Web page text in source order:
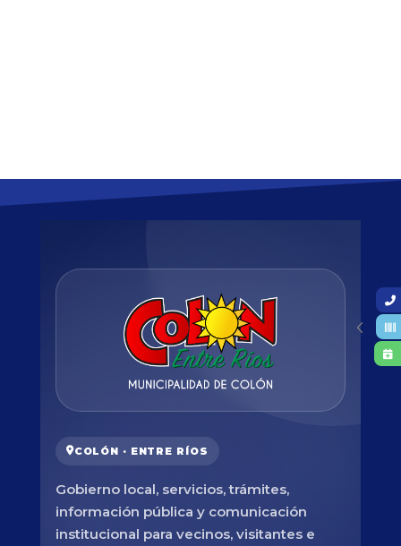
COLÓN · ENTRE RÍOS
Gobierno local, servicios, trámites,
información pública y comunicación
institucional para vecinos, visitantes e